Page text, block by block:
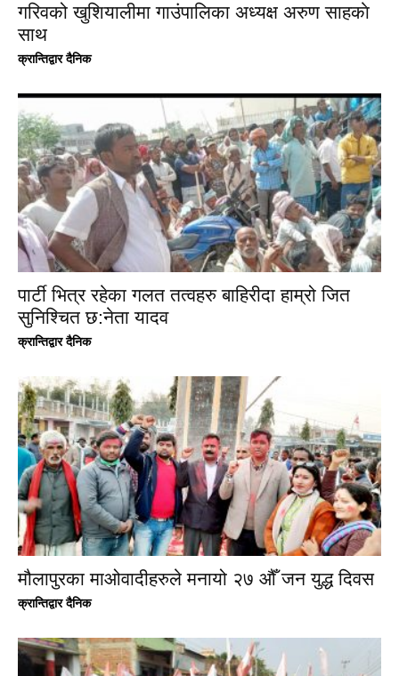
गरिवको खुशियालीमा गाउंपालिका अध्यक्ष अरुण साहकाे
साथ
क्रान्तिद्वार दैनिक
पार्टी भित्र रहेका गलत तत्वहरु बाहिरीदा हाम्रो जित
सुनिश्चित छ:नेता यादव
क्रान्तिद्वार दैनिक
मौलापुरका माओवादीहरुले मनायो २७ औँ जन युद्ध दिवस
क्रान्तिद्वार दैनिक